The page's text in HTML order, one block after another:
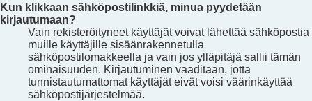
Kun klikkaan sähköpostilinkkiä, minua pyydetään
kirjautumaan?
Vain rekisteröityneet käyttäjät voivat lähettää sähköpostia
muille käyttäjille sisäänrakennetulla
sähköpostilomakkeella ja vain jos ylläpitäjä sallii tämän
ominaisuuden. Kirjautuminen vaaditaan, jotta
tunnistautumattomat käyttäjät eivät voisi väärinkäyttää
sähköpostijärjestelmää.